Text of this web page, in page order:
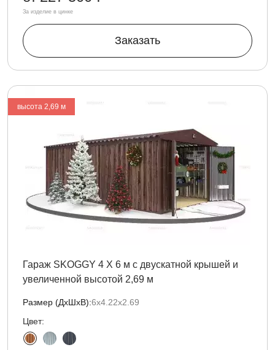
За изделие в цинке
Заказать
высота 2,69 м
Гараж SKOGGY 4 Х 6 м с двускатной крышей и
увеличенной высотой 2,69 м
Размер (ДxШxВ):6х4.22х2.69
Цвет: